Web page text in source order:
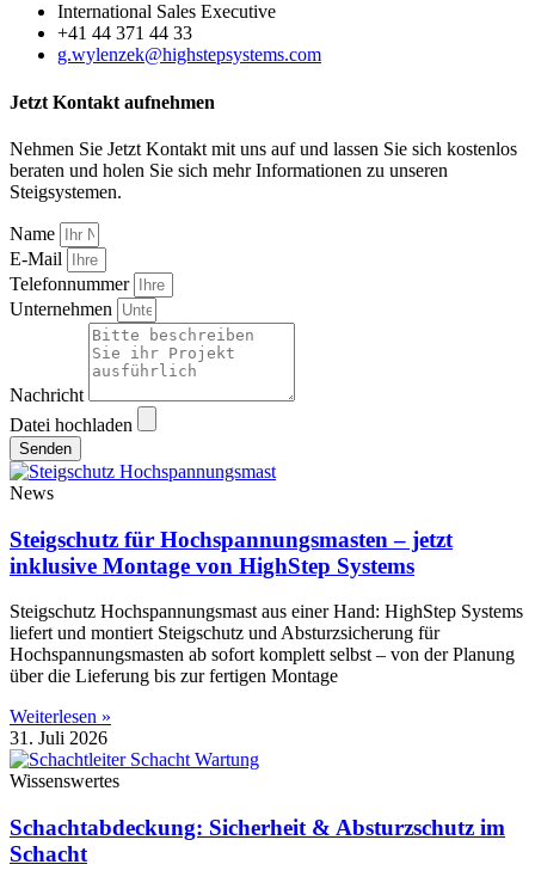
International Sales Executive
+41 44 371 44 33
g.wylenzek@highstepsystems.com
Jetzt Kontakt aufnehmen
Nehmen Sie Jetzt Kontakt mit uns auf und lassen Sie sich kostenlos
beraten und holen Sie sich mehr Informationen zu unseren
Steigsystemen.
Name
E-Mail
Telefonnummer
Unternehmen
Nachricht
Datei hochladen
Senden
News
Steigschutz für Hochspannungsmasten – jetzt
inklusive Montage von HighStep Systems
Steigschutz Hochspannungsmast aus einer Hand: HighStep Systems
liefert und montiert Steigschutz und Absturzsicherung für
Hochspannungsmasten ab sofort komplett selbst – von der Planung
über die Lieferung bis zur fertigen Montage
Weiterlesen »
31. Juli 2026
Wissenswertes
Schachtabdeckung: Sicherheit & Absturzschutz im
Schacht